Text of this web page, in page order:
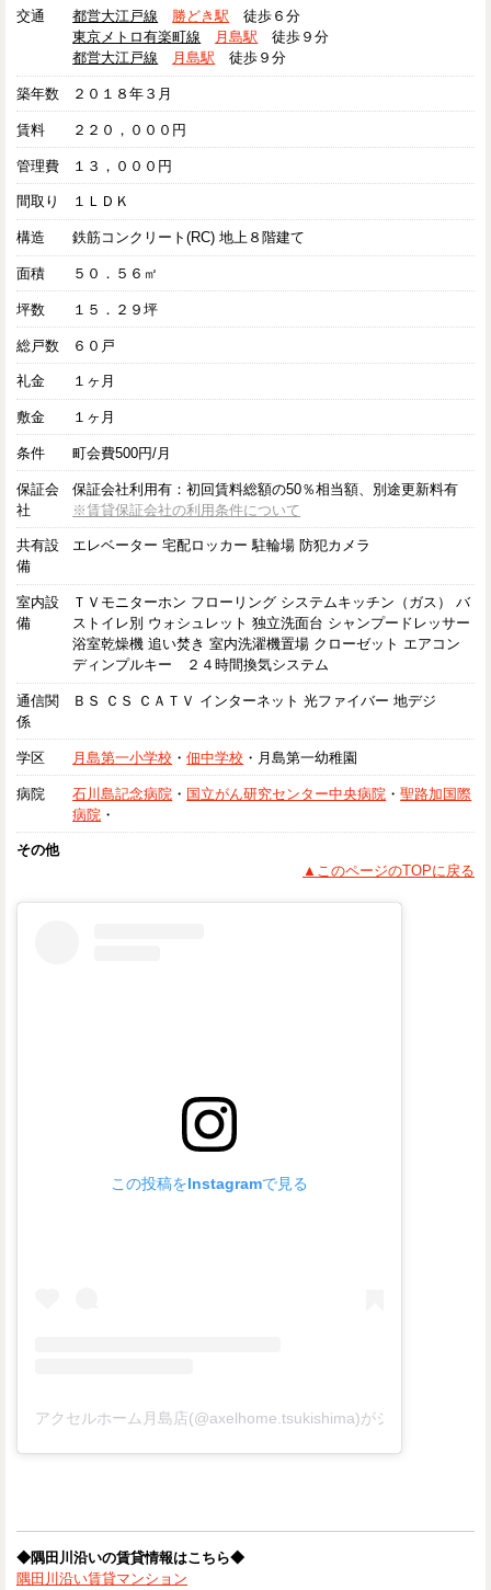
交通 都営大江戸線 勝どき駅 徒歩６分
東京メトロ有楽町線
月島駅 徒歩９分
都営大江戸線
月島駅 徒歩９分
築年数 ２０１８年３月
賃料 ２２０，０００円
管理費 １３，０００円
間取り １ＬＤＫ
構造 鉄筋コンクリート(RC) 地上８階建て
面積 ５０．５６㎡
坪数 １５．２９坪
総戸数 ６０戸
礼金 １ヶ月
敷金 １ヶ月
条件 町会費500円/月
保証会
社
保証会社利用有：初回賃料総額の50％相当額、別途更新料有
※賃貸保証会社の利用条件について
共有設
備
エレベーター 宅配ロッカー 駐輪場 防犯カメラ
室内設
備
ＴＶモニターホン フローリング システムキッチン（ガス） バ
ストイレ別 ウォシュレット 独立洗面台 シャンプードレッサー
浴室乾燥機 追い焚き 室内洗濯機置場 クローゼット エアコン
ディンプルキー ２４時間換気システム
通信関
係
ＢＳ ＣＳ ＣＡＴＶ インターネット 光ファイバー 地デジ
学区 月島第一小学校 ・佃中学校 ・月島第一幼稚園
病院 石川島記念病院 ・ 国立がん研究センター中央病院 ・聖路加国際
病院 ・
その他
▲このページのTOPに戻る
この投稿をInstagramで見る
アクセルホーム月島店(@axelhome.tsukishima)がシェアした投稿
◆隅田川沿いの賃貸情報はこちら◆
隅田川沿い賃貸マンション